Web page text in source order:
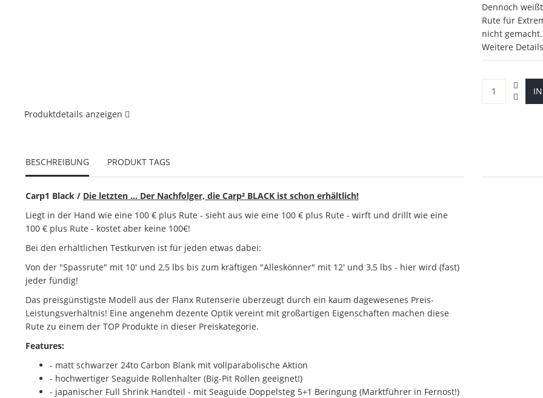
Dennoch
Rute für
nicht gemacht.
Weitere
Produktdetails anzeigen
BESCHREIBUNG PRODUKT TAGS
Carp1 Black / Die letzten ... Der Nachfolger, die Carp² BLACK ist schon erhältlich!
Liegt in der Hand wie eine 100 € plus Rute - sieht aus wie eine 100 € plus Rute - wirft und drillt wie eine
100 € plus Rute - kostet aber keine 100€!
Bei den erhältlichen Testkurven ist für jeden etwas dabei:
Von der "Spassrute" mit 10' und 2,5 lbs bis zum kräftigen "Alleskönner" mit 12' und 3,5 lbs - hier wird (fast)
jeder fündig!
Das preisgünstigste Modell aus der Flanx Rutenserie überzeugt durch ein kaum dagewesenes Preis-
Leistungsverhältnis! Eine angenehm dezente Optik vereint mit großartigen Eigenschaften machen diese
Rute zu einem der TOP Produkte in dieser Preiskategorie.
Features:
- matt schwarzer 24to Carbon Blank mit vollparabolische Aktion
- hochwertiger Seaguide Rollenhalter (Big-Pit Rollen geeignet!)
- japanischer Full Shrink Handteil - mit Seaguide Doppelsteg 5+1 Beringung (Marktführer in Fernost!)